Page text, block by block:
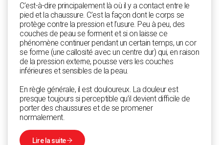
C’est-à-dire principalement là où il y a contact entre le
pied et la chaussure. C’est la façon dont le corps se
protège contre la pression et l’usure. Peu à peu, des
couches de peau se forment et si on laisse ce
phénomène continuer pendant un certain temps, un cor
se forme (une callosité avec un centre dur) qui, en raison
de la pression externe, pousse vers les couches
inférieures et sensibles de la peau.
En règle générale, il est douloureux. La douleur est
presque toujours si perceptible qu’il devient difficile de
porter des chaussures et de se promener
normalement.
Lire la suite